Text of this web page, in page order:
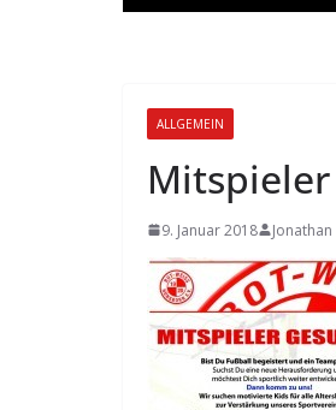
ALLGEMEIN
9. Januar 2018